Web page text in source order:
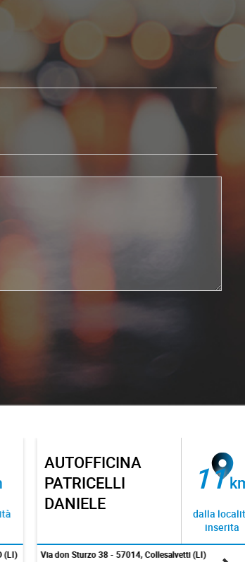
AUTOFFICINA
PATRICELLI
DANIELE
11 km
dalla località
inserita
Via don Sturzo 38 - 57014, Collesalvetti (LI)